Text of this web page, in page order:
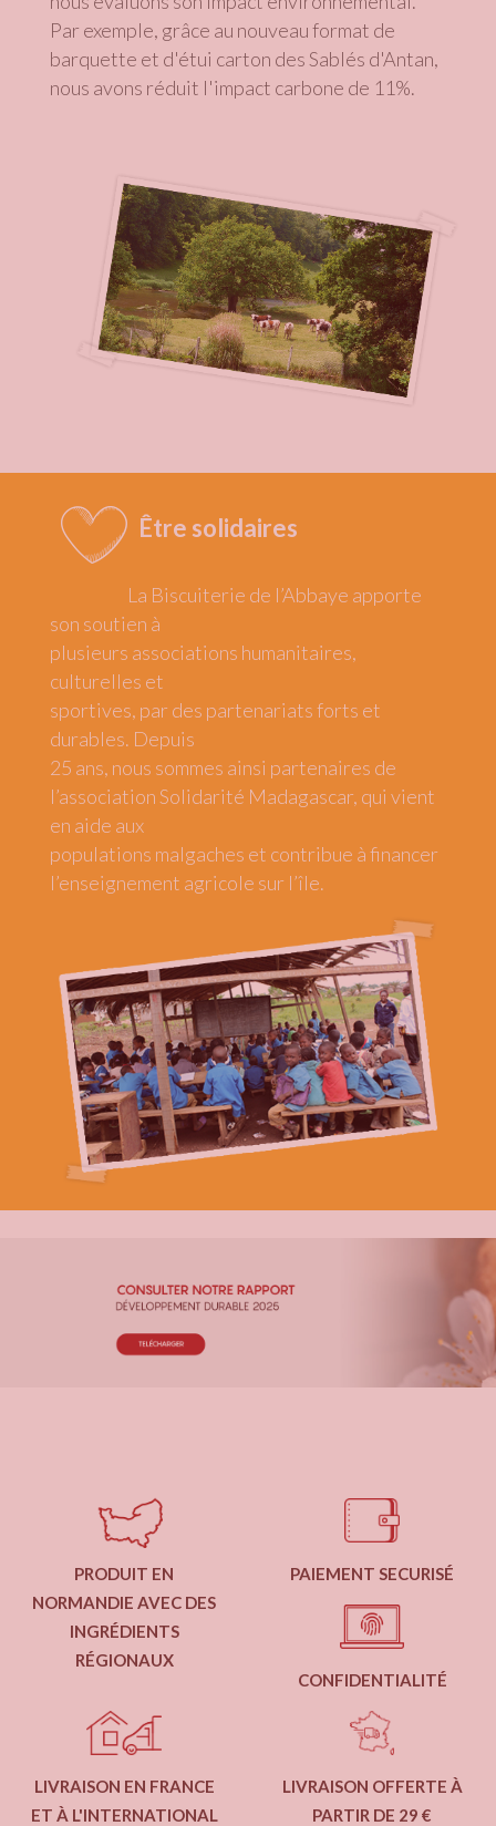
Par exemple, grâce au nouveau format de
barquette et d'étui carton des Sablés d'Antan,
nous avons réduit l'impact carbone de 11%.
Être solidaires
La Biscuiterie de l’Abbaye apporte
son soutien à
plusieurs associations humanitaires,
culturelles et
sportives, par des partenariats forts et
durables. Depuis
25 ans, nous sommes ainsi partenaires de
l’association Solidarité Madagascar, qui vient
en aide aux
populations malgaches et contribue à financer
l’enseignement agricole sur l’île.
PRODUIT EN
NORMANDIE AVEC DES
INGRÉDIENTS
RÉGIONAUX
PAIEMENT SECURISÉ
CONFIDENTIALITÉ
LIVRAISON EN FRANCE
ET À L'INTERNATIONAL
LIVRAISON OFFERTE À
PARTIR DE 29 €